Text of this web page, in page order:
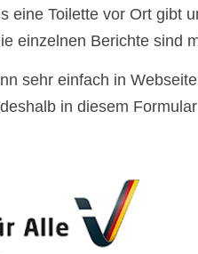
eine Toilette vor Ort gibt
einzelnen Berichte sind
sehr einfach in
in diesem